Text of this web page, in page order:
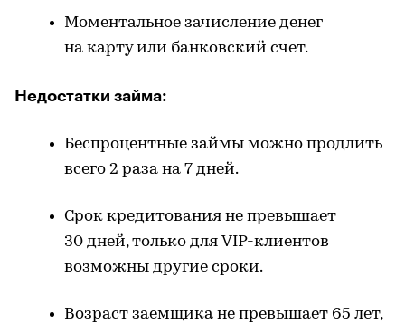
Моментальное зачисление денег
на карту или банковский счет.
Недостатки займа:
Беспроцентные займы можно продлить
всего 2 раза на 7 дней.
Срок кредитования не превышает
30 дней, только для VIP-клиентов
возможны другие сроки.
Возраст заемщика не превышает 65 лет,